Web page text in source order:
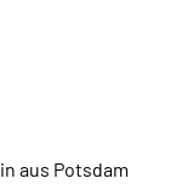
aus Potsdam